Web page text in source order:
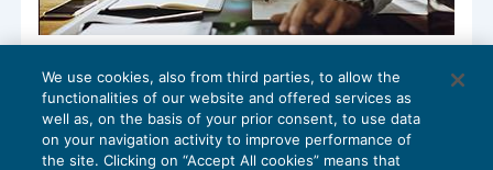
Amministratori: azione di responsabilità
e quantificazione del danno
CRISI D'IMPRESA19/04/2019
diMassimo ConigliaroeNicla Corvacchiola
We use cookies, also from third parties, to allow the
functionalities of our website and offered services as
well as, on the basis of your prior consent, to use data
on your navigation activity to improve performance of
the site. Clicking on “Accept All cookies” means that